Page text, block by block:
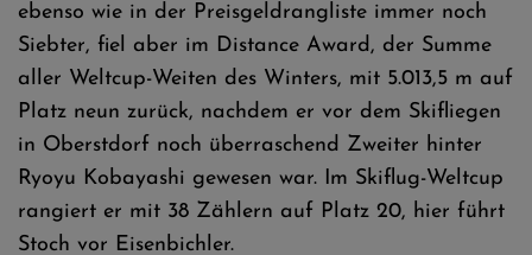
ebenso wie in der Preisgeldrangliste immer noch
Siebter, fiel aber im Distance Award, der Summe
aller Weltcup-Weiten des Winters, mit 5.013,5 m auf
Platz neun zurück, nachdem er vor dem Skifliegen
in Oberstdorf noch überraschend Zweiter hinter
Ryoyu Kobayashi gewesen war. Im Skiflug-Weltcup
rangiert er mit 38 Zählern auf Platz 20, hier führt
Stoch vor Eisenbichler.